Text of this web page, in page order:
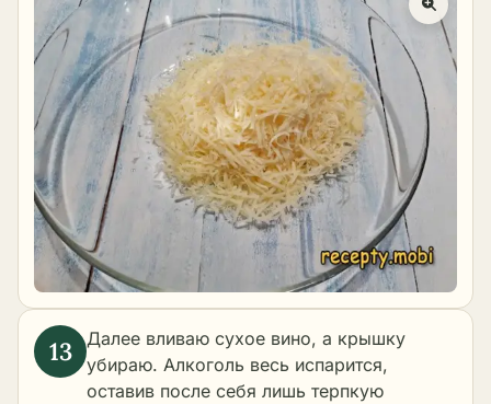
Далее вливаю сухое вино, а крышку
убираю. Алкоголь весь испарится,
оставив после себя лишь терпкую